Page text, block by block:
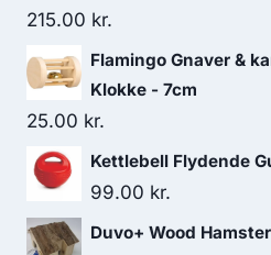
215.00 kr.
Flamingo Gnaver &
Klokke - 7cm
25.00 kr.
Kettlebell Flydende
99.00 kr.
Duvo+ Wood